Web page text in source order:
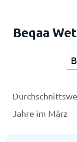
Beqaa
Jahre im März